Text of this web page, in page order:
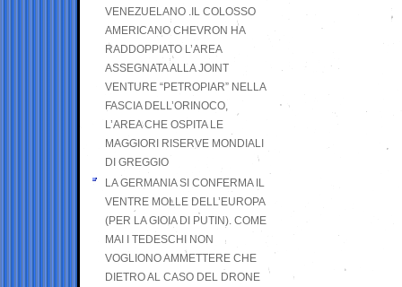
VENEZUELANO .IL COLOSSO
AMERICANO CHEVRON HA
RADDOPPIATO L’AREA
ASSEGNATA ALLA JOINT
VENTURE “PETROPIAR” NELLA
FASCIA DELL’ORINOCO,
L’AREA CHE OSPITA LE
MAGGIORI RISERVE MONDIALI
DI GREGGIO
LA GERMANIA SI CONFERMA IL
VENTRE MOLLE DELL’EUROPA
(PER LA GIOIA DI PUTIN). COME
MAI I TEDESCHI NON
VOGLIONO AMMETTERE CHE
DIETRO AL CASO DEL DRONE